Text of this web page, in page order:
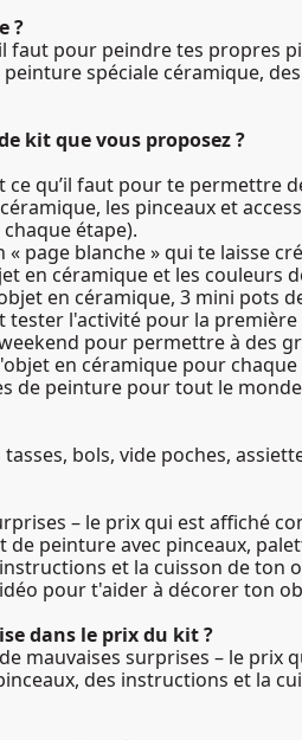
?
faut pour peindre tes propres
spéciale céramique,
kit que vous proposez ?
ce qu’il faut pour te permettre
les pinceaux et
étape).
« page blanche » qui te laisse
en céramique et les couleurs
en céramique, 3 mini pots
tester l'activité pour la première
pour permettre à des
en céramique pour
de peinture pour tout le
bols, vide poches,
– le prix qui est affiché
peinture avec pinceaux,
et la cuisson de ton
pour t'aider à décorer ton
dans le prix du kit ?
mauvaises surprises – le prix
des instructions et la